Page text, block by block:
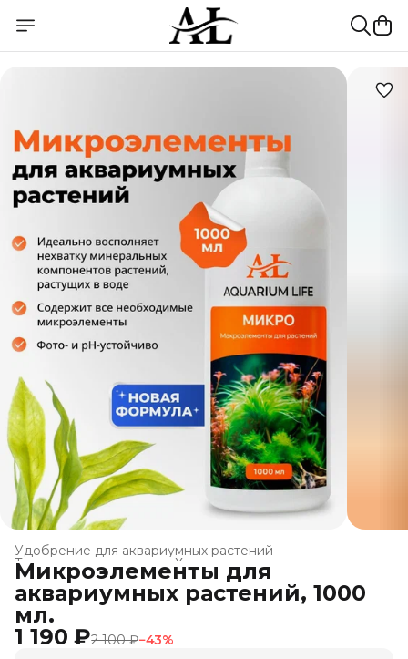
Удобрение для аквариумных растений
Химия для аквариума
Товары для животных ›
Главная ›
Микроэлементы для
аквариумных растений, 1000
мл.
1 190 ₽2 100 ₽−43%